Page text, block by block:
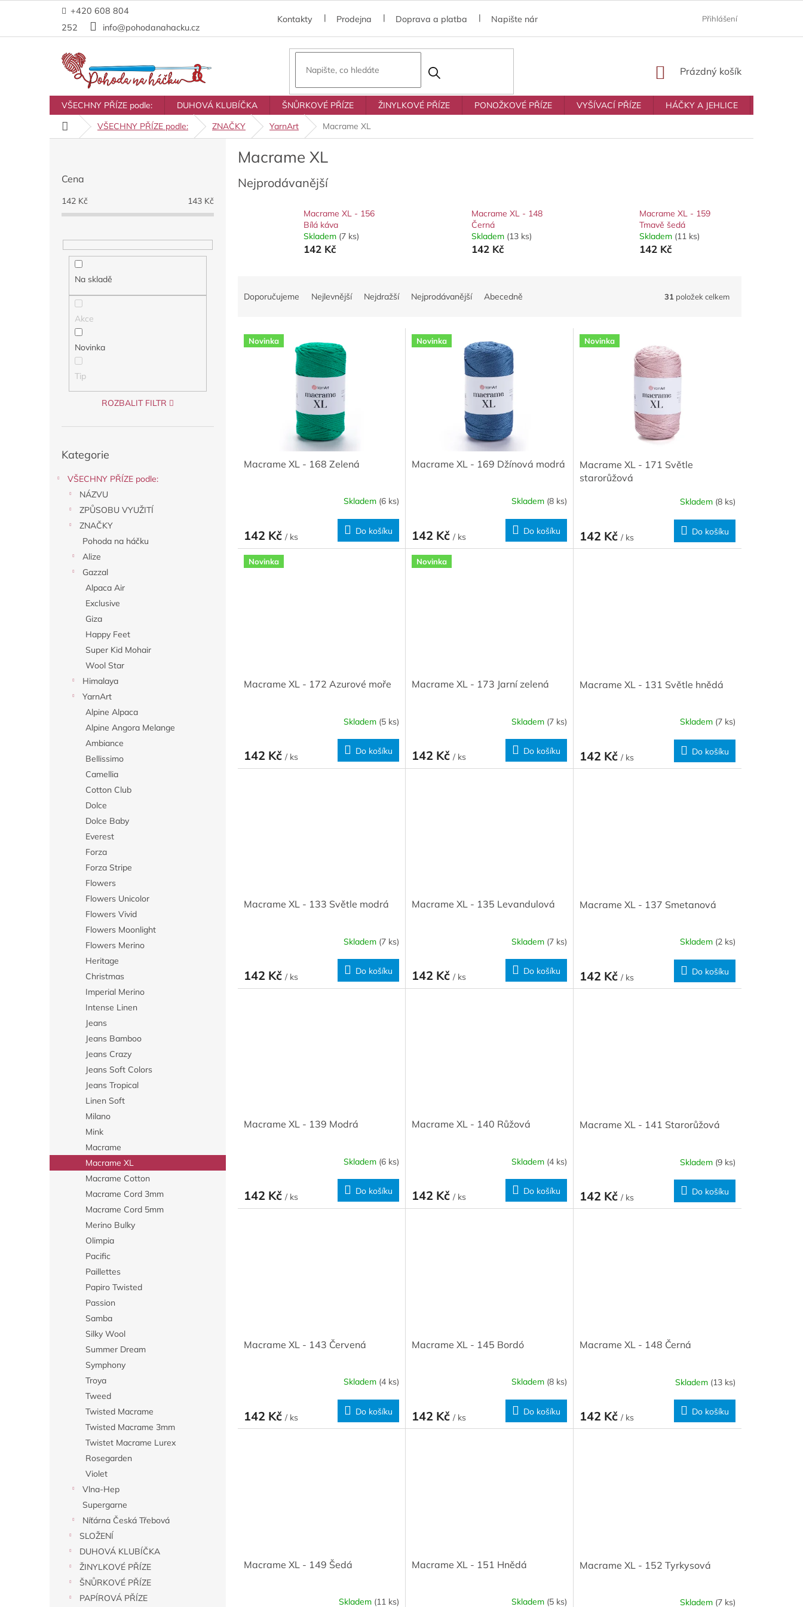
+420 608 804
252
info@pohodanahacku.cz
Kontakty Prodejna Doprava a platba Napište nám Prodávané značky
Přihlášení
NÁKUPNÍ
Prázdný košík
VŠECHNY PŘÍZE podle: DUHOVÁ KLUBÍČKA ŠNŮRKOVÉ PŘÍZE ŽINYLKOVÉ PŘÍZE PONOŽKOVÉ PŘÍZE VYŠÍVACÍ PŘÍZE HÁČKY A JEHLICE
Domů VŠECHNY PŘÍZE podle: ZNAČKY YarnArt Macrame XL
Cena
142 Kč 143 Kč
Na skladě
Akce
Novinka
Tip
ROZBALIT FILTR
kategorie
Kategorie
VŠECHNY PŘÍZE podle:
NÁZVU
ZPŮSOBU VYUŽITÍ
ZNAČKY
Pohoda na háčku
Alize
Gazzal
Alpaca Air
Exclusive
Giza
Happy Feet
Super Kid Mohair
Wool Star
Himalaya
YarnArt
Alpine Alpaca
Alpine Angora Melange
Ambiance
Bellissimo
Camellia
Cotton Club
Dolce
Dolce Baby
Everest
Forza
Forza Stripe
Flowers
Flowers Unicolor
Flowers Vivid
Flowers Moonlight
Flowers Merino
Heritage
Christmas
Imperial Merino
Intense Linen
Jeans
Jeans Bamboo
Jeans Crazy
Jeans Soft Colors
Jeans Tropical
Linen Soft
Milano
Mink
Macrame
Macrame XL
Macrame Cotton
Macrame Cord 3mm
Macrame Cord 5mm
Merino Bulky
Olimpia
Pacific
Paillettes
Papiro Twisted
Passion
Samba
Silky Wool
Summer Dream
Symphony
Troya
Tweed
Twisted Macrame
Twisted Macrame 3mm
Twistet Macrame Lurex
Rosegarden
Violet
Vlna-Hep
Supergarne
Níťárna Česká Třebová
SLOŽENÍ
DUHOVÁ KLUBÍČKA
ŽINYLKOVÉ PŘÍZE
ŠNŮRKOVÉ PŘÍZE
PAPÍROVÁ PŘÍZE
Macrame XL
Nejprodávanější
Macrame XL - 156
Bílá káva
Skladem (7 ks)
142 Kč
Macrame XL - 148
Černá
Skladem (13 ks)
142 Kč
Macrame XL - 159
Tmavě šedá
Skladem (11 ks)
142 Kč
n
Doporučujeme Nejlevnější Nejdražší Nejprodávanější Abecedně 31 položek celkem
V Novinka
Macrame XL - 168 Zelená
Skladem (6 ks)
142 Kč / ks
Do košíku
Novinka
Macrame XL - 169 Džínová modrá
Skladem (8 ks)
142 Kč / ks
Do košíku
Novinka
Macrame XL - 171 Světle
starorůžová
Skladem (8 ks)
142 Kč / ks
Do košíku
Novinka
Macrame XL - 172 Azurové moře
Skladem (5 ks)
142 Kč / ks
Do košíku
Novinka
Macrame XL - 173 Jarní zelená
Skladem (7 ks)
142 Kč / ks
Do košíku
Macrame XL - 131 Světle hnědá
Skladem (7 ks)
142 Kč / ks
Do košíku
Macrame XL - 133 Světle modrá
Skladem (7 ks)
142 Kč / ks
Do košíku
Macrame XL - 135 Levandulová
Skladem (7 ks)
142 Kč / ks
Do košíku
Macrame XL - 137 Smetanová
Skladem (2 ks)
142 Kč / ks
Do košíku
Macrame XL - 139 Modrá
Skladem (6 ks)
142 Kč / ks
Do košíku
Macrame XL - 140 Růžová
Skladem (4 ks)
142 Kč / ks
Do košíku
Macrame XL - 141 Starorůžová
Skladem (9 ks)
142 Kč / ks
Do košíku
Macrame XL - 143 Červená
Skladem (4 ks)
142 Kč / ks
Do košíku
Macrame XL - 145 Bordó
Skladem (8 ks)
142 Kč / ks
Do košíku
Macrame XL - 148 Černá
Skladem (13 ks)
142 Kč / ks
Do košíku
Macrame XL - 149 Šedá
Skladem (11 ks)
Macrame XL - 151 Hnědá
Skladem (5 ks)
Macrame XL - 152 Tyrkysová
Skladem (7 ks)